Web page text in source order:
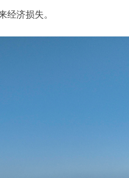
经济损失。